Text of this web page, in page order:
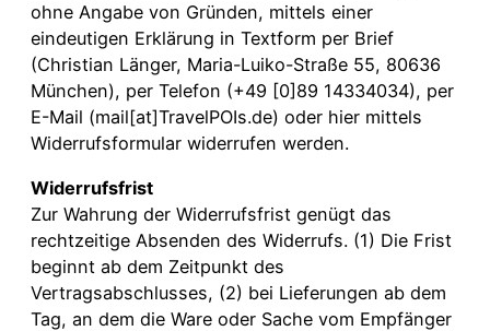
ohne Angabe von Gründen, mittels einer
eindeutigen Erklärung in Textform per Brief
(Christian Länger, Maria-Luiko-Straße 55, 80636
München), per Telefon (+49 [0]89 14334034), per
E-Mail (mail[at]TravelPOIs.de) oder hier mittels
Widerrufsformular widerrufen werden.
Widerrufsfrist
Zur Wahrung der Widerrufsfrist genügt das
rechtzeitige Absenden des Widerrufs. (1) Die Frist
beginnt ab dem Zeitpunkt des
Vertragsabschlusses, (2) bei Lieferungen ab dem
Tag, an dem die Ware oder Sache vom Empfänger